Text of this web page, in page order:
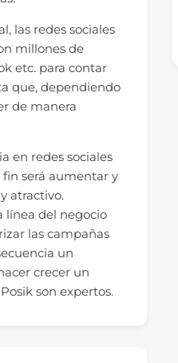
las redes sociales
millones de
etc. para contar
que, dependiendo
de manera
en redes sociales
será aumentar y
atractivo.
línea del negocio
las campañas
un
crecer un
son expertos.